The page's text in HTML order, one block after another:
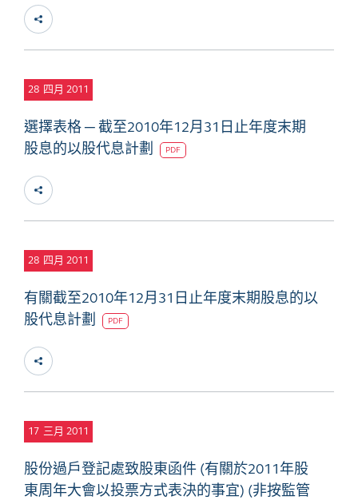
28 四月 2011
選擇表格 ─ 截至2010年12月31日止年度末期
股息的以股代息計劃
PDF
28 四月 2011
有關截至2010年12月31日止年度末期股息的以
股代息計劃
PDF
17 三月 2011
股份過戶登記處致股東函件 (有關於2011年股
東周年大會以投票方式表決的事宜) (非按監管